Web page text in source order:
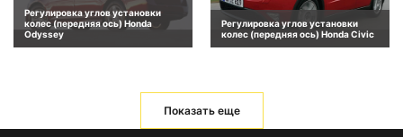
Регулировка углов установки
колес (передняя ось) Honda
Odyssey
Регулировка углов установки
колес (передняя ось) Honda Civic
Показать еще